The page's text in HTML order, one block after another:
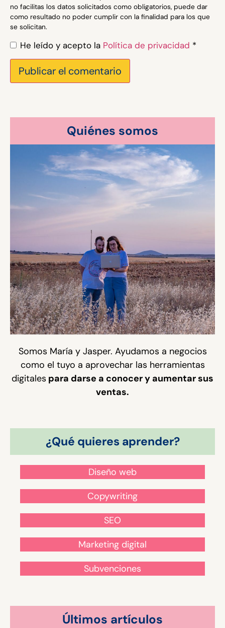
no facilitas los datos solicitados como obligatorios, puede dar
como resultado no poder cumplir con la finalidad para los que
se solicitan.
He leído y acepto la Política de privacidad *
Quiénes somos
Somos María y Jasper. Ayudamos a negocios
como el tuyo a aprovechar las herramientas
digitales para darse a conocer y aumentar sus
ventas.
¿Qué quieres aprender?
Diseño web
Copywriting
SEO
Marketing digital
Subvenciones
Últimos artículos